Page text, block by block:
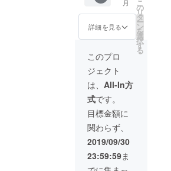
ジナル
ボール
ペン】
【メー
ル or
Twitter
DMでの
質問回
答（1
回）】
） ※支
援時、
必ず備
考欄に
ご希望
のお名
前をご
記入く
【アプ
リ内に
支援者
名を記
載】 ＋
50,000
円コー
スと同
じもの
（【オ
リジナ
ルモバ
イル
バッテ
リー】
【お礼
メー
ル】
月
詳細を見る
こ
の
リ
タ
ー
ン
を
選
択
す
る
このプロ
ジェクト
は、 All-In方
式です。
目標金額に
関わらず、
2019/09/30
23:59:59ま